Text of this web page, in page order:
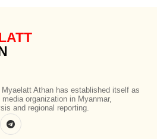
Athan has established itself as
organization in Myanmar,
and regional reporting.